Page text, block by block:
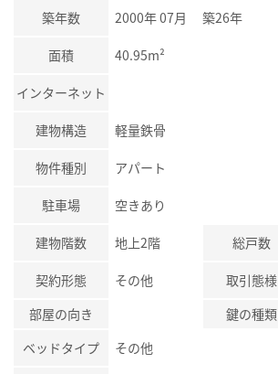
築年数 2000年 07月 築26年
面積 40.95m²
インターネット
建物構造 軽量鉄骨
物件種別 アパート
駐車場 空きあり
建物階数 地上2階 総戸数
契約形態 その他 取引態様
部屋の向き
鍵の種類
ベッドタイプ
その他